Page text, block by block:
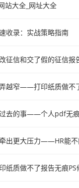
站大全_网址大全
收录：实战策略指南
征信和交了假的征信
越窄——打印纸质做不
去的事——个人pdf无
出更大压力——HR能
纸质做不了报告无痕